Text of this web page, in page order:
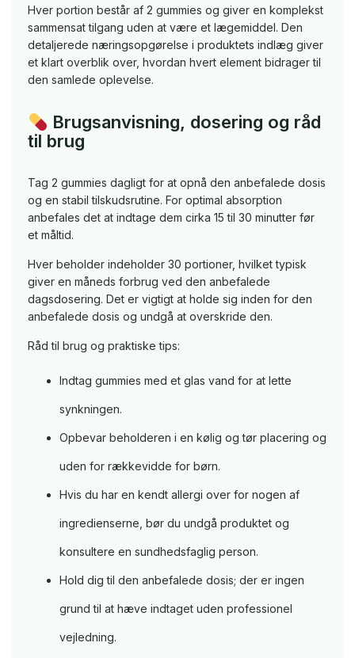
Hver portion består af 2 gummies og giver en komplekst
sammensat tilgang uden at være et lægemiddel. Den
detaljerede næringsopgørelse i produktets indlæg giver
et klart overblik over, hvordan hvert element bidrager til
den samlede oplevelse.
Brugsanvisning, dosering og råd
til brug
Tag 2 gummies dagligt for at opnå den anbefalede dosis
og en stabil tilskudsrutine. For optimal absorption
anbefales det at indtage dem cirka 15 til 30 minutter før
et måltid.
Hver beholder indeholder 30 portioner, hvilket typisk
giver en måneds forbrug ved den anbefalede
dagsdosering. Det er vigtigt at holde sig inden for den
anbefalede dosis og undgå at overskride den.
Råd til brug og praktiske tips:
Indtag gummies med et glas vand for at lette
synkningen.
Opbevar beholderen i en kølig og tør placering og
uden for rækkevidde for børn.
Hvis du har en kendt allergi over for nogen af
ingredienserne, bør du undgå produktet og
konsultere en sundhedsfaglig person.
Hold dig til den anbefalede dosis; der er ingen
grund til at hæve indtaget uden professionel
vejledning.